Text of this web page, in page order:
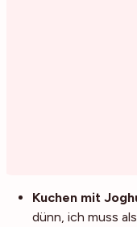
Kuchen mit
dünn, ich muss